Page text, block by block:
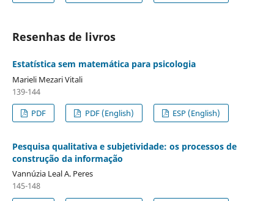
Resenhas de livros
Estatística sem matemática para psicologia
Marieli Mezari Vitali
139-144
PDF
PDF (English) ESP (English)
Pesquisa qualitativa e subjetividade: os processos de
construção da informação
Vannúzia Leal A. Peres
145-148